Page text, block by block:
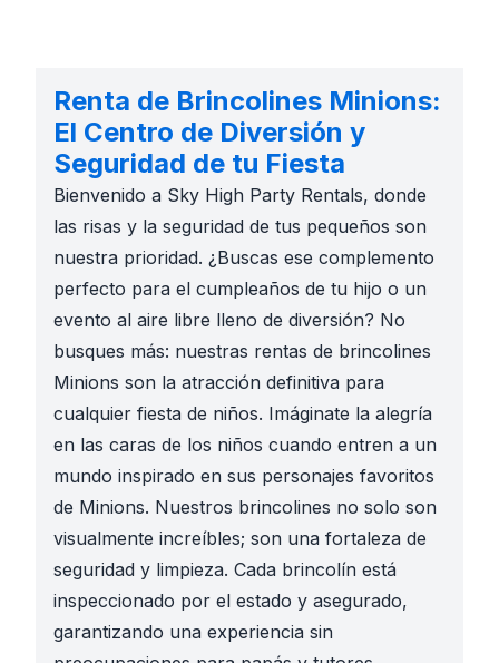
Renta de Brincolines Minions:
El Centro de Diversión y
Seguridad de tu Fiesta
Bienvenido a Sky High Party Rentals, donde
las risas y la seguridad de tus pequeños son
nuestra prioridad. ¿Buscas ese complemento
perfecto para el cumpleaños de tu hijo o un
evento al aire libre lleno de diversión? No
busques más: nuestras rentas de brincolines
Minions son la atracción definitiva para
cualquier fiesta de niños. Imáginate la alegría
en las caras de los niños cuando entren a un
mundo inspirado en sus personajes favoritos
de Minions. Nuestros brincolines no solo son
visualmente increíbles; son una fortaleza de
seguridad y limpieza. Cada brincolín está
inspeccionado por el estado y asegurado,
garantizando una experiencia sin